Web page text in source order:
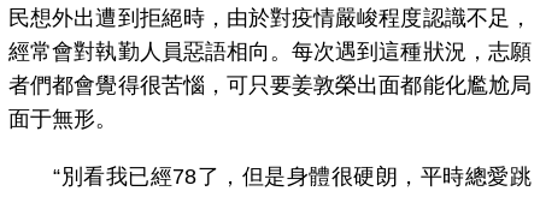
民想外出遭到拒絕時，由於對疫情嚴峻程度認識不足，
經常會對執勤人員惡語相向。每次遇到這種狀況，志願
者們都會覺得很苦惱，可只要姜敦榮出面都能化尷尬局
面于無形。
“別看我已經78了，但是身體很硬朗，平時總愛跳